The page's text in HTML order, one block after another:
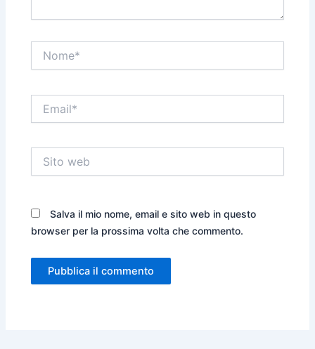
web
Salva il mio nome, email e sito web in questo
browser per la prossima volta che commento.